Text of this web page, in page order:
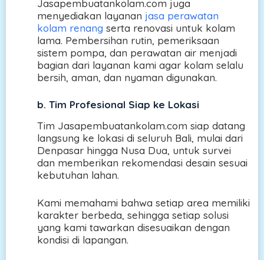
Jasapembuatankolam.com juga
menyediakan layanan jasa perawatan
kolam renang serta renovasi untuk kolam
lama. Pembersihan rutin, pemeriksaan
sistem pompa, dan perawatan air menjadi
bagian dari layanan kami agar kolam selalu
bersih, aman, dan nyaman digunakan.
b. Tim Profesional Siap ke Lokasi
Tim Jasapembuatankolam.com siap datang
langsung ke lokasi di seluruh Bali, mulai dari
Denpasar hingga Nusa Dua, untuk survei
dan memberikan rekomendasi desain sesuai
kebutuhan lahan.
Kami memahami bahwa setiap area memiliki
karakter berbeda, sehingga setiap solusi
yang kami tawarkan disesuaikan dengan
kondisi di lapangan.